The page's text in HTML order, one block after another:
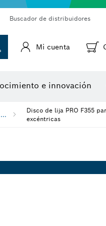
Buscador de distribuidores
Mi cuenta
e innovación
...
Disco de lija PRO F355
excéntricas